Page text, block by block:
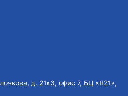
д. 21к3, офис 7, БЦ «Я21»,